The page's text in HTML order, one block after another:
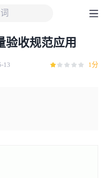
验收规范应用
13 1分